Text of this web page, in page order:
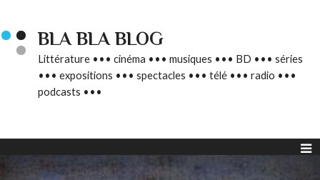
BLA BLA BLOG
Littérature ••• cinéma ••• musiques ••• BD ••• séries
••• expositions ••• spectacles ••• télé ••• radio •••
podcasts •••